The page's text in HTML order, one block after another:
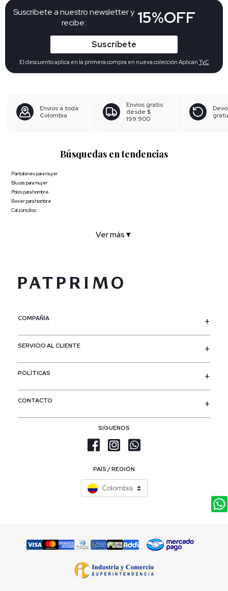
Suscribete a nuestro newsletter y
recibe:
15%OFF
Suscribete
El descuento aplica en la primera compra en nueva colección Aplican TyC
Envíos a toda
Colombia
Envíos gratis
desde $
199.900
Búsquedas en tendencias
Pantalones para mujer
Blusas para mujer
Polos para hombre
Boxer para hombre
Calzoncillos
Ver más ▼
COMPAÑÍA
SERVICIO AL CLIENTE
POLÍTICAS
SIGUENOS
PAÍS / REGIÓN
Colombia
CONTACTO